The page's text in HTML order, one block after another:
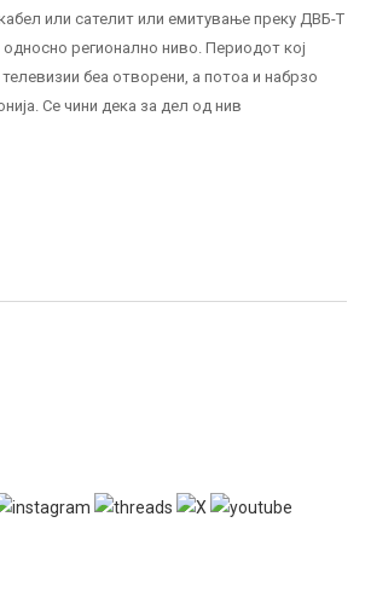
или сателит или емитување преку ДВБ-Т
регионално ниво. Периодот кој
беа отворени, а потоа и набрзо
Се чини дека за дел од нив